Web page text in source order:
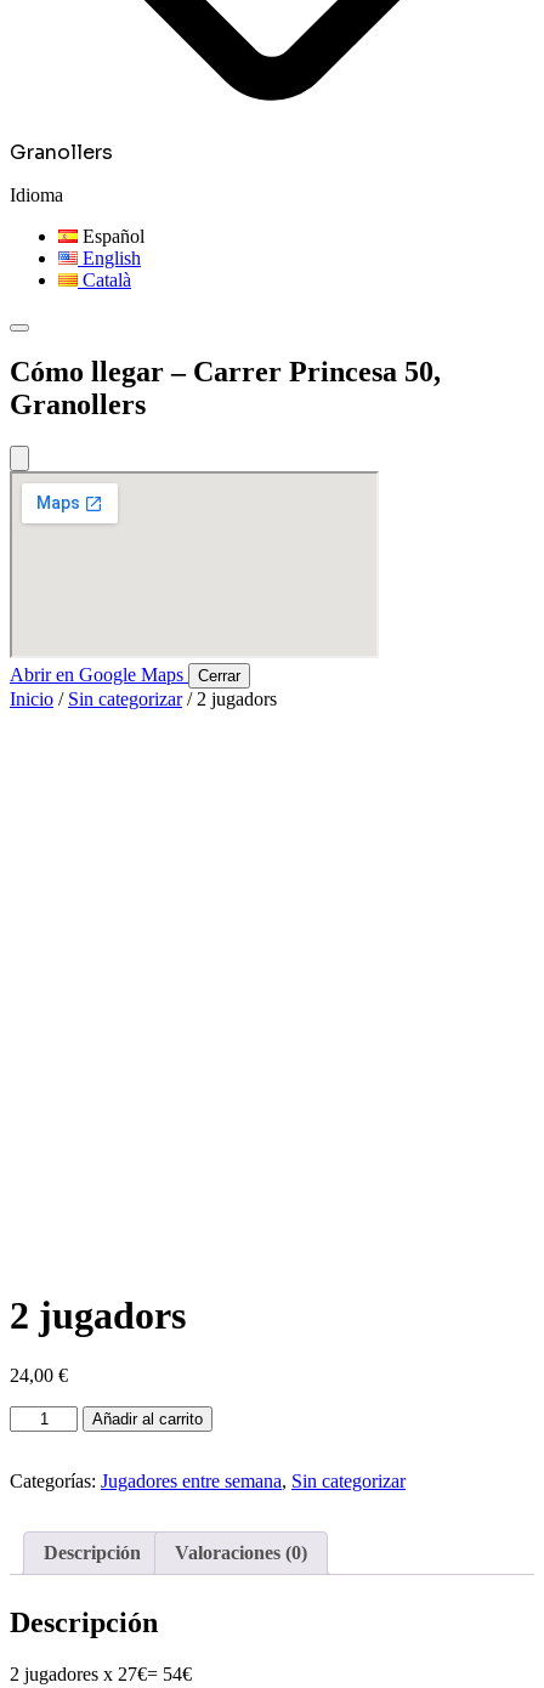
Granollers
Idioma
Español
English
Català
Cómo llegar – Carrer Princesa 50,
Granollers
Abrir en Google Maps Cerrar
Inicio / Sin categorizar/ 2 jugadors
2 jugadors
24,00 €
jugadors
Añadir al carrito
Categorías: Jugadores entre semana, Sin categorizar
Descripción Valoraciones (0)
Descripción
2 jugadores x 27€= 54€